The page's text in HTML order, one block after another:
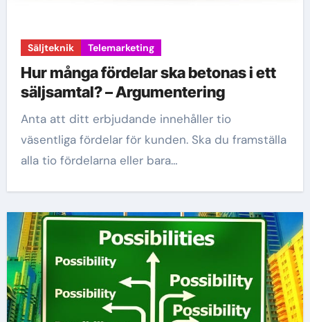
Säljteknik Telemarketing
Hur många fördelar ska betonas i ett
säljsamtal? – Argumentering
Anta att ditt erbjudande innehåller tio
väsentliga fördelar för kunden. Ska du framställa
alla tio fördelarna eller bara…